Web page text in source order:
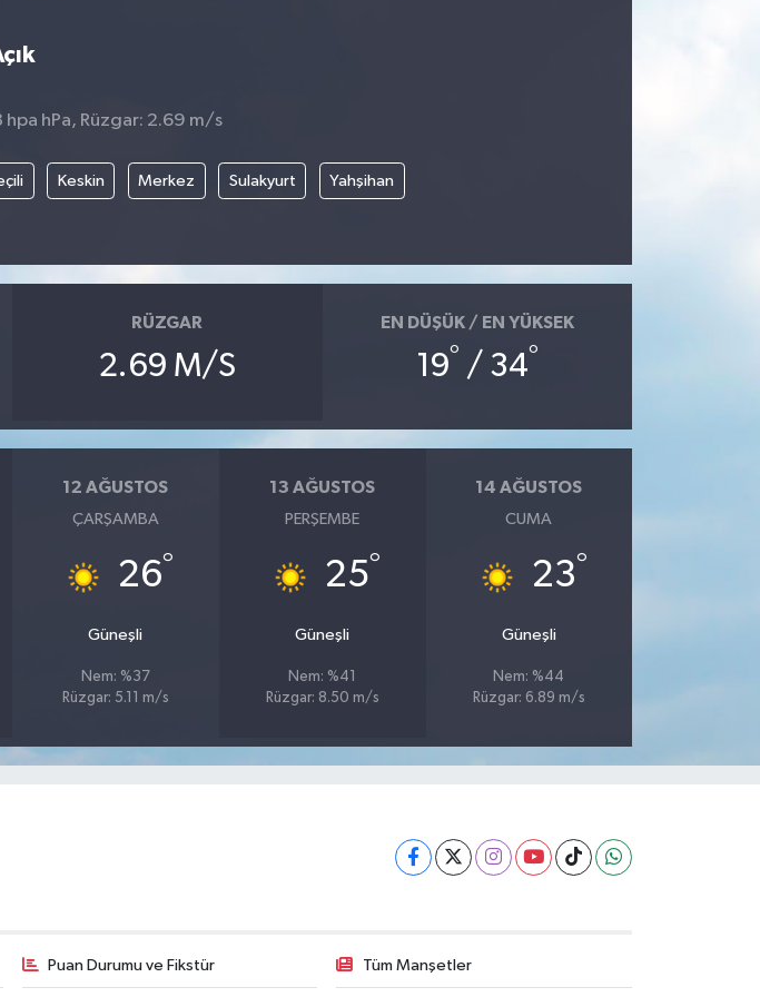
hpa hPa, Rüzgar: 2.69 m/s
Keskin Merkez Sulakyurt Yahşihan
RÜZGAR
2.69 M/S
EN DÜŞÜK / EN YÜKSEK
19° / 34°
12 AĞUSTOS
ÇARŞAMBA
26°
Güneşli
Nem: %37
Rüzgar: 5.11 m/s
13 AĞUSTOS
PERŞEMBE
25°
Güneşli
Nem: %41
Rüzgar: 8.50 m/s
14 AĞUSTOS
CUMA
23°
Güneşli
Nem: %44
Rüzgar: 6.89 m/s
Puan Durumu ve Fikstür Tüm Manşetler